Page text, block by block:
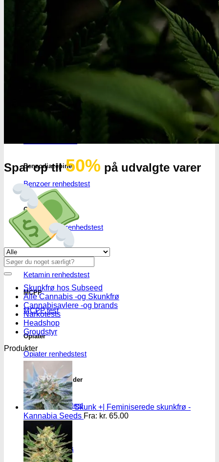
Ecstasy renhedstest
Heroin
Heroin renhedstest
Badesalte renhedstest
Benzodiazepiner
Benzoer renhedstest
GHB/Hætter
GHB/Hætter renhedstest
Ketamin
Ketamin renhedstest
MCPP
MCPP test
Opiater
Opiater renhedstest
THC/Cannabinoider
THC test
Cannabinoider test
Robadope
Robadope tests
Spar op til50% på udvalgte varer
Se alle tilbud her
Søg
efter:
Skunkfrø hos Subseed
Alle Cannabis -og Skunkfrø
Cannabisavlere -og brands
Narkotests
Headshop
Groudstyr
Produkter
Skunk +| Feminiserede skunkfrø -
Kannabia Seeds Fra: kr. 65.00